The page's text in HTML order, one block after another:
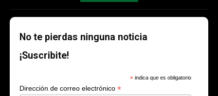
No te pierdas ninguna noticia
¡Suscribite!
* indica que es obligatorio
Dirección de correo electrónico *